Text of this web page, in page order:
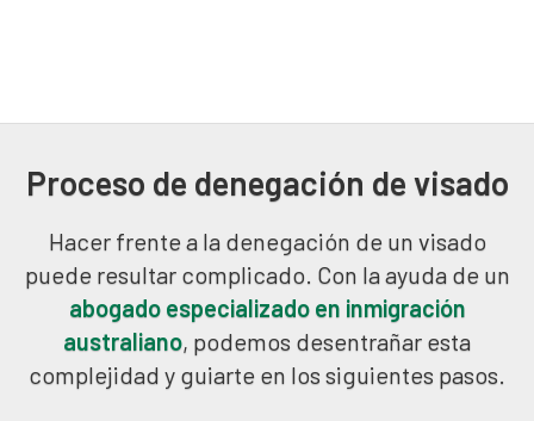
Proceso de denegación de visado
Hacer frente a la denegación de un visado
puede resultar complicado. Con la ayuda de un
abogado especializado en inmigración
australiano, podemos desentrañar esta
complejidad y guiarte en los siguientes pasos.